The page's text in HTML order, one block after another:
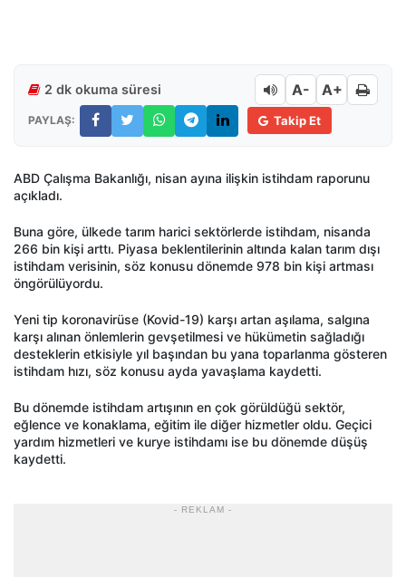
2 dk okuma süresi A- A+
PAYLAŞ: Takip Et
ABD Çalışma Bakanlığı, nisan ayına ilişkin istihdam raporunu
açıkladı.
Buna göre, ülkede tarım harici sektörlerde istihdam, nisanda
266 bin kişi arttı. Piyasa beklentilerinin altında kalan tarım dışı
istihdam verisinin, söz konusu dönemde 978 bin kişi artması
öngörülüyordu.
Yeni tip koronavirüse (Kovid-19) karşı artan aşılama, salgına
karşı alınan önlemlerin gevşetilmesi ve hükümetin sağladığı
desteklerin etkisiyle yıl başından bu yana toparlanma gösteren
istihdam hızı, söz konusu ayda yavaşlama kaydetti.
Bu dönemde istihdam artışının en çok görüldüğü sektör,
eğlence ve konaklama, eğitim ile diğer hizmetler oldu. Geçici
yardım hizmetleri ve kurye istihdamı ise bu dönemde düşüş
kaydetti.
- REKLAM -